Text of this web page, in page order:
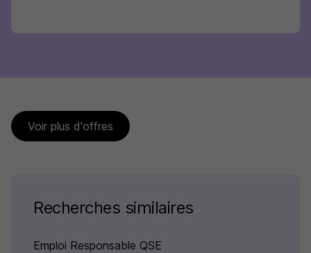
Voir plus d'offres
Recherches similaires
Emploi Responsable QSE